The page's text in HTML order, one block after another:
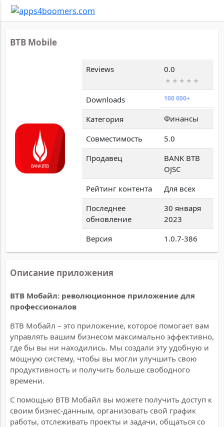
BTB Mobile
Reviews 0.0
Downloads 100 000+
Категория
Финансы
Совместимость
5.0
Продавец
BANK BTB
OJSC
Рейтинг контента
Для всех
Последнее
обновление
30 января
2023
Версия
1.0.7-386
Описание приложения
BTB Мобайл: революционное приложение для
профессионалов
BTB Мобайл – это приложение, которое помогает вам
управлять вашим бизнесом максимально эффективно,
где бы вы ни находились. Мы создали эту удобную и
мощную систему, чтобы вы могли улучшить свою
продуктивность и получить больше свободного
времени.
С помощью BTB Мобайл вы можете получить доступ к
своим бизнес-данным, организовать свой график
работы, отслеживать проекты и задачи, общаться со